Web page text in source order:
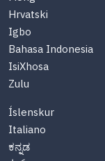
Hrvatski
Igbo
Bahasa Indonesia
IsiXhosa
Zulu
Íslenskur
Italiano
ಕನ್ನಡ